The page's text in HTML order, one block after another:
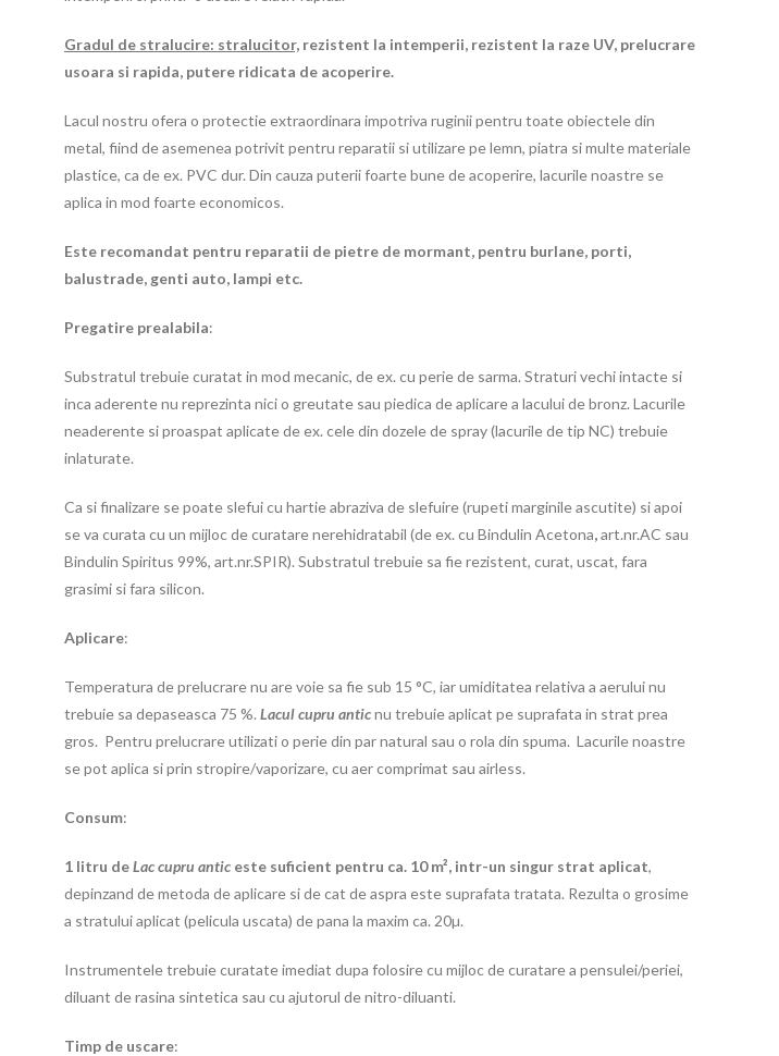
Gradul de stralucire: stralucitor, rezistent la intemperii, rezistent la raze UV, prelucrare
usoara si rapida, putere ridicata de acoperire.
Lacul nostru ofera o protectie extraordinara impotriva ruginii pentru toate obiectele din
metal, fiind de asemenea potrivit pentru reparatii si utilizare pe lemn, piatra si multe materiale
plastice, ca de ex. PVC dur. Din cauza puterii foarte bune de acoperire, lacurile noastre se
aplica in mod foarte economicos.
Este recomandat pentru reparatii de pietre de mormant, pentru burlane, porti,
balustrade, genti auto, lampi etc.
Pregatire prealabila:
Substratul trebuie curatat in mod mecanic, de ex. cu perie de sarma. Straturi vechi intacte si
inca aderente nu reprezinta nici o greutate sau piedica de aplicare a lacului de bronz. Lacurile
neaderente si proaspat aplicate de ex. cele din dozele de spray (lacurile de tip NC) trebuie
inlaturate.
Ca si finalizare se poate slefui cu hartie abraziva de slefuire (rupeti marginile ascutite) si apoi
se va curata cu un mijloc de curatare nerehidratabil (de ex. cu Bindulin Acetona,art.nr.AC sau
Bindulin Spiritus 99%, art.nr.SPIR). Substratul trebuie sa fie rezistent, curat, uscat, fara
grasimi si fara silicon.
Aplicare:
Temperatura de prelucrare nu are voie sa fie sub 15 °C, iar umiditatea relativa a aerului nu
trebuie sa depaseasca 75 %. Lacul cupru anticnu trebuie aplicat pe suprafata in strat prea
gros. Pentru prelucrare utilizati o perie din par natural sau o rola din spuma. Lacurile noastre
se pot aplica si prin stropire/vaporizare, cu aer comprimat sau airless.
Consum:
1 litru deLac cupru antic este suficient pentru ca. 10 m², intr-un singur strat aplicat,
depinzand de metoda de aplicare si de cat de aspra este suprafata tratata. Rezulta o grosime
a stratului aplicat (pelicula uscata) de pana la maxim ca. 20µ.
Instrumentele trebuie curatate imediat dupa folosire cu mijloc de curatare a pensulei/periei,
diluant de rasina sintetica sau cu ajutorul de nitro-diluanti.
Timp de uscare: